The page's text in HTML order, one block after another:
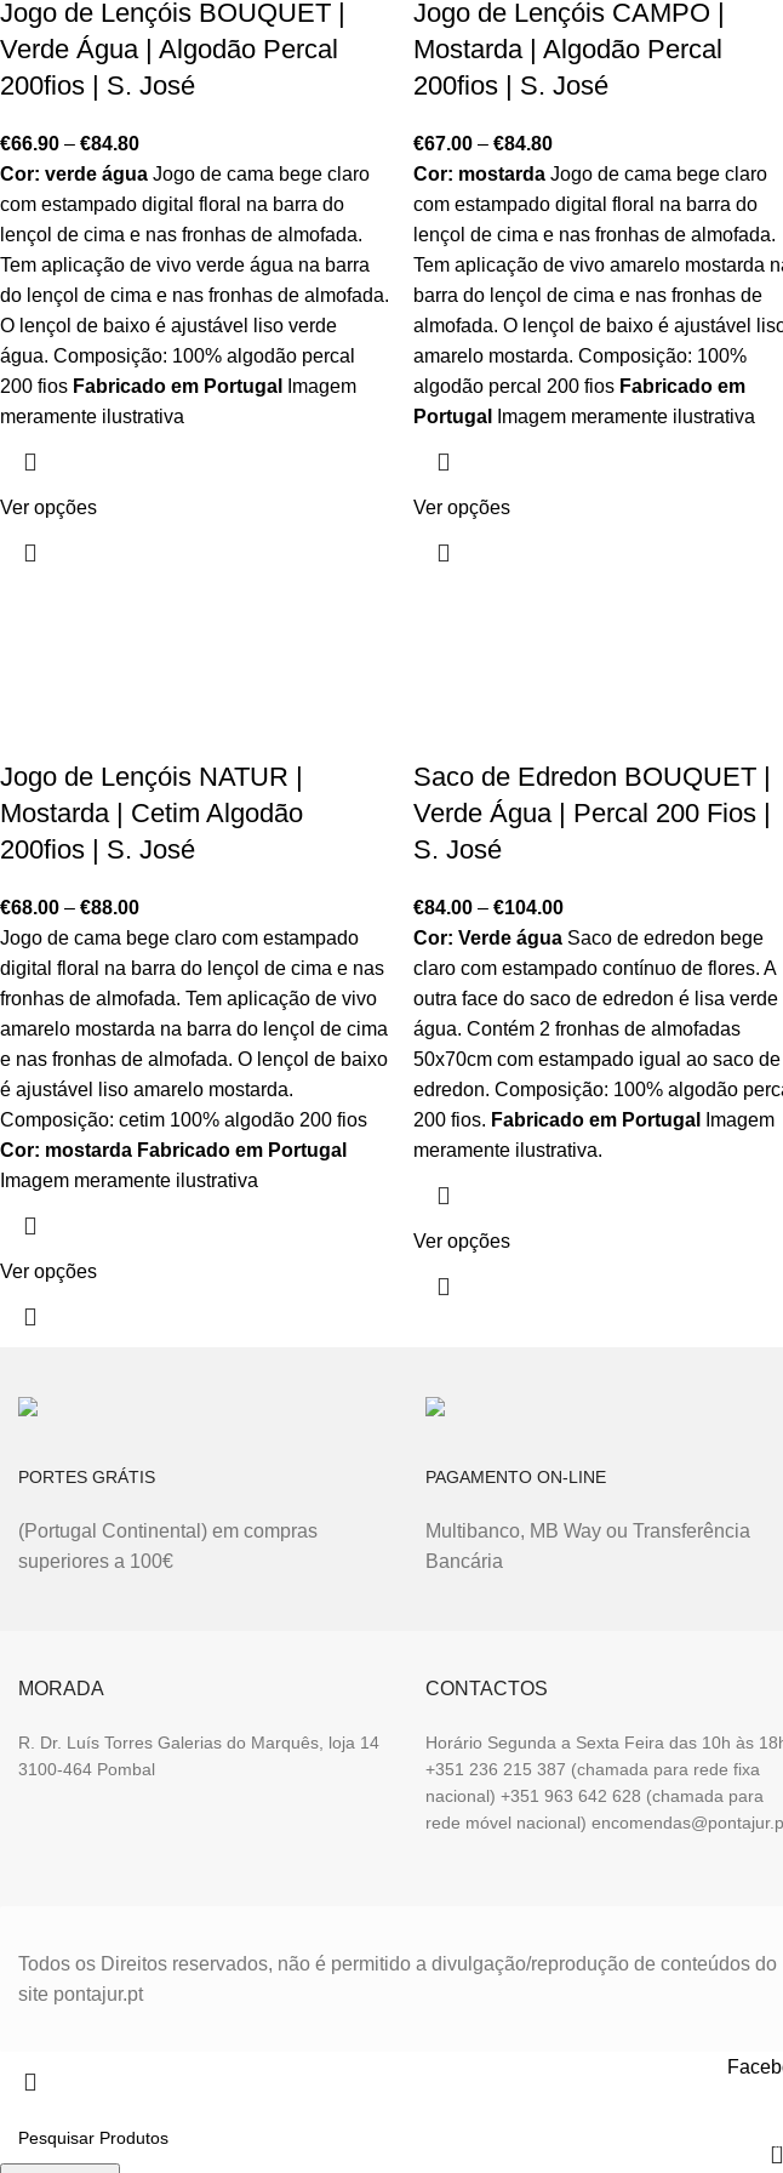
Jogo de Lençóis BOUQUET |
Verde Água | Algodão Percal
200fios | S. José
€66.90 – €84.80
Cor: verde água Jogo de cama bege claro
com estampado digital floral na barra do
lençol de cima e nas fronhas de almofada.
Tem aplicação de vivo verde água na barra
do lençol de cima e nas fronhas de almofada.
O lençol de baixo é ajustável liso verde
água. Composição: 100% algodão percal
200 fios Fabricado em Portugal
Imagem
meramente ilustrativa
Ver opções
Jogo de Lençóis CAMPO |
Mostarda | Algodão Percal
200fios | S. José
€67.00 – €84.80
Cor: mostarda Jogo de cama bege claro
com estampado digital floral na barra do
lençol de cima e nas fronhas de almofada.
Tem aplicação de vivo amarelo mostarda
barra do lençol de cima e nas fronhas de
almofada. O lençol de baixo é ajustável
amarelo mostarda. Composição: 100%
algodão percal 200 fios Fabricado em
Portugal
Imagem meramente ilustrativa
Ver opções
Jogo de Lençóis NATUR |
Mostarda | Cetim Algodão
200fios | S. José
€68.00 – €88.00
Jogo de cama bege claro com estampado
digital floral na barra do lençol de cima e nas
fronhas de almofada. Tem aplicação de vivo
amarelo mostarda na barra do lençol de cima
e nas fronhas de almofada. O lençol de baixo
é ajustável liso amarelo mostarda.
Composição: cetim 100% algodão 200 fios
Cor: mostarda Fabricado em Portugal
Imagem meramente ilustrativa
Ver opções
Saco de Edredon BOUQUET |
Verde Água | Percal 200 Fios |
S. José
€84.00 – €104.00
Cor: Verde água Saco de edredon bege
claro com estampado contínuo de flores. A
outra face do saco de edredon é lisa verde
água. Contém 2 fronhas de almofadas
50x70cm com estampado igual ao saco de
edredon. Composição: 100% algodão
200 fios. Fabricado em Portugal
Imagem
meramente ilustrativa.
Ver opções
PORTES GRÁTIS
(Portugal Continental) em compras
superiores a 100€
PAGAMENTO ON-LINE
Multibanco, MB Way ou Transferência
Bancária
MORADA
R. Dr. Luís Torres Galerias do Marquês, loja 14
3100-464 Pombal
CONTACTOS
Horário Segunda a Sexta Feira das 10h às
+351 236 215 387 (chamada para rede fixa
nacional) +351 963 642 628 (chamada para
rede móvel nacional)
Todos os Direitos reservados, não é permitido a divulgação/reprodução de conteúdos do
site pontajur.pt
0